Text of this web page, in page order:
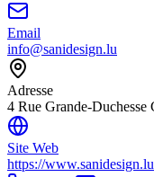
Email
info@sanidesign.lu
Adresse
4 Rue Grande-Duchesse
Site Web
https://www.sanidesign.lu